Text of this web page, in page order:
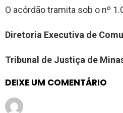
O acórdão tramita sob o nº
Diretoria Executiva de
Tribunal de Justiça de
DEIXE UM COMENTÁRIO